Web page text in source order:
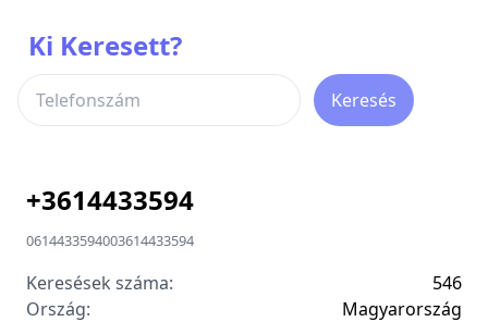
Ki Keresett?
Keresés
+3614433594
0614433594003614433594
Keresések száma:
546
Ország:
Magyarország